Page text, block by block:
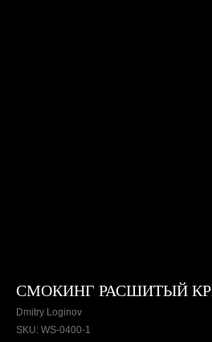
СМОКИНГ РАСШИТЫЙ
Dmitry Loginov
SKU: WS-0400-1